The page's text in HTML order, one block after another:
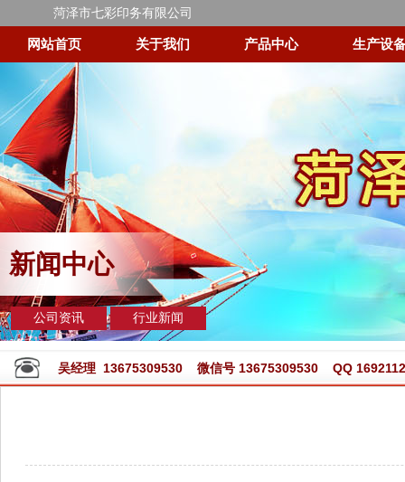
菏泽市七彩印务有限公司
网站首页 关于我们 产品中心 生产设
新闻中心
公司资讯 行业新闻
吴经理 13675309530 微信号 13675309530 QQ